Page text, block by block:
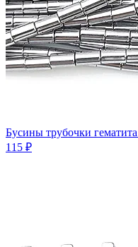
Бусины трубочки
115 ₽